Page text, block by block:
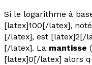
Si le logarithme à
[latex]100[/latex],
[/latex], est [latex]2[/
[/latex]. La mantisse
[latex]0[/latex] alors